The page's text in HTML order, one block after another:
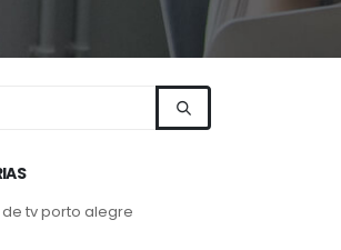
tv porto alegre